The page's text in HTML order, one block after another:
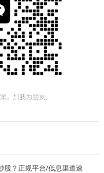
股？正规平台/低息渠道速